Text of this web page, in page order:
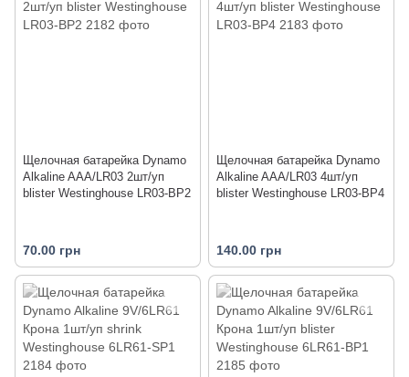
Щелочная батарейка Dynamo
Alkaline AAA/LR03 2шт/уп
blister Westinghouse LR03-BP2
70.00 грн
Щелочная батарейка Dynamo
Alkaline AAA/LR03 4шт/уп
blister Westinghouse LR03-BP4
140.00 грн